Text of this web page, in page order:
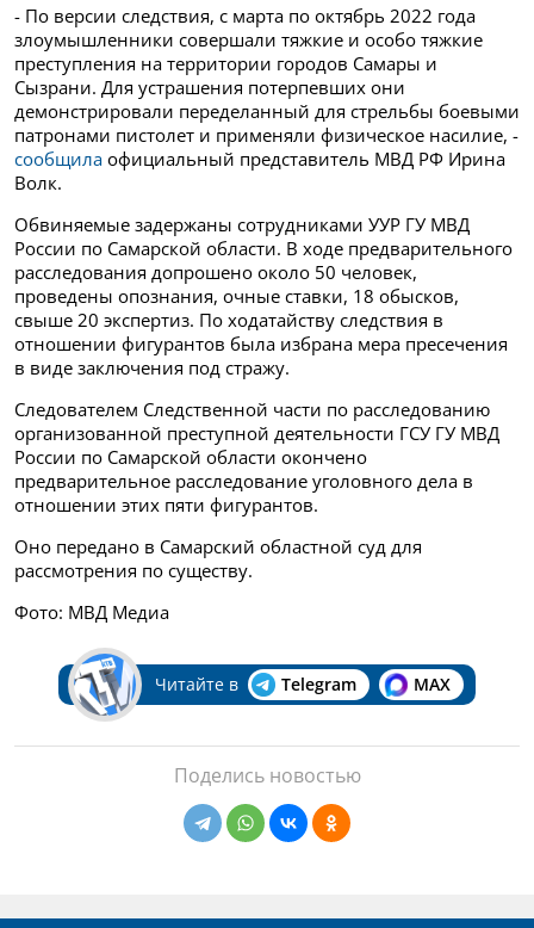
- По версии следствия, с марта по октябрь 2022 года
злоумышленники совершали тяжкие и особо тяжкие
преступления на территории городов Самары и
Сызрани. Для устрашения потерпевших они
демонстрировали переделанный для стрельбы боевыми
патронами пистолет и применяли физическое насилие, -
сообщила официальный представитель МВД РФ Ирина
Волк.
Обвиняемые задержаны сотрудниками УУР ГУ МВД
России по Самарской области. В ходе предварительного
расследования допрошено около 50 человек,
проведены опознания, очные ставки, 18 обысков,
свыше 20 экспертиз. По ходатайству следствия в
отношении фигурантов была избрана мера пресечения
в виде заключения под стражу.
Следователем Следственной части по расследованию
организованной преступной деятельности ГСУ ГУ МВД
России по Самарской области окончено
предварительное расследование уголовного дела в
отношении этих пяти фигурантов.
Оно передано в Самарский областной суд для
рассмотрения по существу.
Фото: МВД Медиа
Читайте в Telegram MAX
Поделись новостью